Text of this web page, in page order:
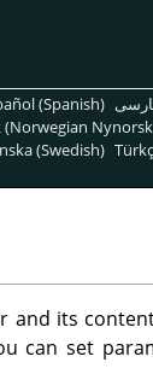
(Spanish)
(Swedish)
and its
can set